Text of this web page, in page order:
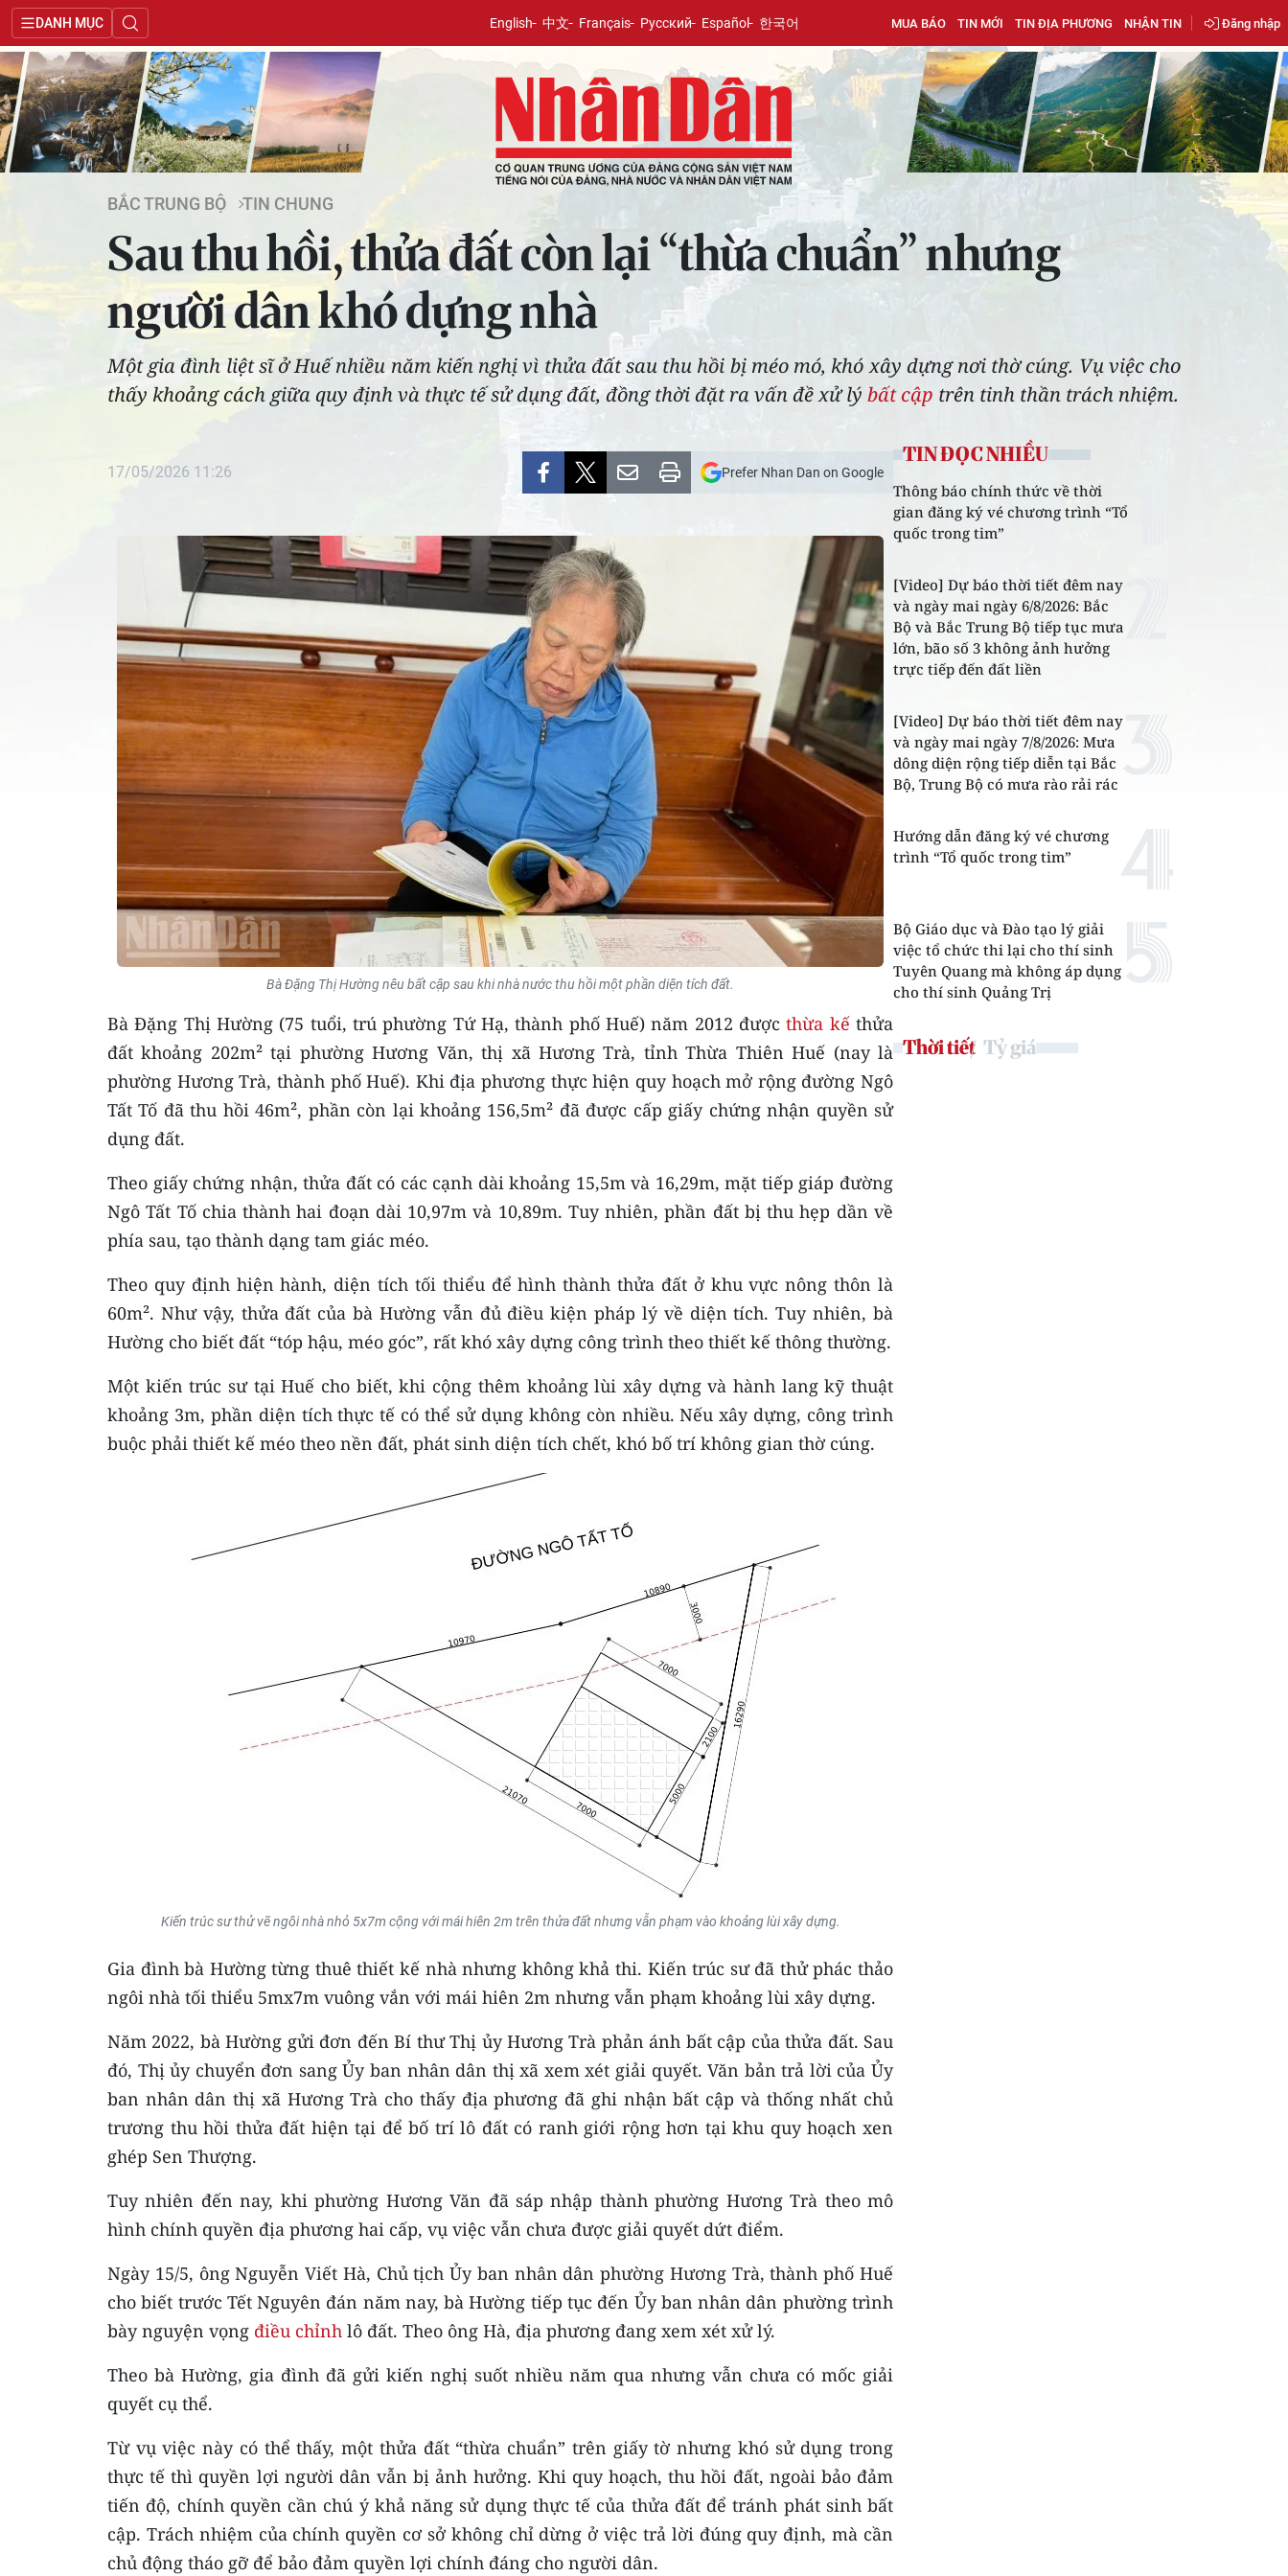
DANH MỤC English 中文 Français Русский Español 한국어 MUA BÁO TIN MỚI TIN ĐỊA PHƯƠNG NHẬN TIN Đăng nhập
BẮC TRUNG BỘ TIN CHUNG
Sau thu hồi, thửa đất còn lại “thừa chuẩn” nhưng
người dân khó dựng nhà
Một gia đình liệt sĩ ở Huế nhiều năm kiến nghị vì thửa đất sau thu hồi bị méo mó, khó xây dựng nơi thờ cúng. Vụ việc cho
thấy khoảng cách giữa quy định và thực tế sử dụng đất, đồng thời đặt ra vấn đề xử lý bất cập trên tinh thần trách nhiệm.
17/05/2026 11:26 Prefer Nhan Dan on Google
Bà Đặng Thị Hường nêu bất cập sau khi nhà nước thu hồi một phần diện tích đất.
Bà Đặng Thị Hường (75 tuổi, trú phường Tứ Hạ, thành phố Huế) năm 2012 đượcthừa kếthửa
đất khoảng 202m² tại phường Hương Văn, thị xã Hương Trà, tỉnh Thừa Thiên Huế (nay là
phường Hương Trà, thành phố Huế). Khi địa phương thực hiện quy hoạch mở rộng đường Ngô
Tất Tố đã thu hồi 46m², phần còn lại khoảng 156,5m² đã được cấp giấy chứng nhận quyền sử
dụng đất.
Theo giấy chứng nhận, thửa đất có các cạnh dài khoảng 15,5m và 16,29m, mặt tiếp giáp đường
Ngô Tất Tố chia thành hai đoạn dài 10,97m và 10,89m. Tuy nhiên, phần đất bị thu hẹp dần về
phía sau, tạo thành dạng tam giác méo.
Theo quy định hiện hành, diện tích tối thiểu để hình thành thửa đất ở khu vực nông thôn là
60m². Như vậy, thửa đất của bà Hường vẫn đủ điều kiện pháp lý về diện tích. Tuy nhiên, bà
Hường cho biết đất “tóp hậu, méo góc”, rất khó xây dựng công trình theo thiết kế thông thường.
Một kiến trúc sư tại Huế cho biết, khi cộng thêm khoảng lùi xây dựng và hành lang kỹ thuật
khoảng 3m, phần diện tích thực tế có thể sử dụng không còn nhiều. Nếu xây dựng, công trình
buộc phải thiết kế méo theo nền đất, phát sinh diện tích chết, khó bố trí không gian thờ cúng.
Kiến trúc sư thử vẽ ngôi nhà nhỏ 5x7m cộng với mái hiên 2m trên thửa đất nhưng vẫn phạm vào khoảng lùi xây dựng.
Gia đình bà Hường từng thuê thiết kế nhà nhưng không khả thi. Kiến trúc sư đã thử phác thảo
ngôi nhà tối thiểu 5mx7m vuông vắn với mái hiên 2m nhưng vẫn phạm khoảng lùi xây dựng.
Năm 2022, bà Hường gửi đơn đến Bí thư Thị ủy Hương Trà phản ánh bất cập của thửa đất. Sau
đó, Thị ủy chuyển đơn sang Ủy ban nhân dân thị xã xem xét giải quyết. Văn bản trả lời của Ủy
ban nhân dân thị xã Hương Trà cho thấy địa phương đã ghi nhận bất cập và thống nhất chủ
trương thu hồi thửa đất hiện tại để bố trí lô đất có ranh giới rộng hơn tại khu quy hoạch xen
ghép Sen Thượng.
Tuy nhiên đến nay, khi phường Hương Văn đã sáp nhập thành phường Hương Trà theo mô
hình chính quyền địa phương hai cấp, vụ việc vẫn chưa được giải quyết dứt điểm.
Ngày 15/5, ông Nguyễn Viết Hà, Chủ tịch Ủy ban nhân dân phường Hương Trà, thành phố Huế
cho biết trước Tết Nguyên đán năm nay, bà Hường tiếp tục đến Ủy ban nhân dân phường trình
bày nguyện vọng điều chỉnh lô đất. Theo ông Hà, địa phương đang xem xét xử lý.
Theo bà Hường, gia đình đã gửi kiến nghị suốt nhiều năm qua nhưng vẫn chưa có mốc giải
quyết cụ thể.
Từ vụ việc này có thể thấy, một thửa đất “thừa chuẩn” trên giấy tờ nhưng khó sử dụng trong
thực tế thì quyền lợi người dân vẫn bị ảnh hưởng. Khi quy hoạch, thu hồi đất, ngoài bảo đảm
tiến độ, chính quyền cần chú ý khả năng sử dụng thực tế của thửa đất để tránh phát sinh bất
cập. Trách nhiệm của chính quyền cơ sở không chỉ dừng ở việc trả lời đúng quy định, mà cần
chủ động tháo gỡ để bảo đảm quyền lợi chính đáng cho người dân.
TIN ĐỌC NHIỀU
Thông báo chính thức về thời
gian đăng ký vé chương trình “Tổ
quốc trong tim”
[Video] Dự báo thời tiết đêm nay
và ngày mai ngày 6/8/2026: Bắc
Bộ và Bắc Trung Bộ tiếp tục mưa
lớn, bão số 3 không ảnh hưởng
trực tiếp đến đất liền
[Video] Dự báo thời tiết đêm nay
và ngày mai ngày 7/8/2026: Mưa
dông diện rộng tiếp diễn tại Bắc
Bộ, Trung Bộ có mưa rào rải rác
Hướng dẫn đăng ký vé chương
trình “Tổ quốc trong tim”
Bộ Giáo dục và Đào tạo lý giải
việc tổ chức thi lại cho thí sinh
Tuyên Quang mà không áp dụng
cho thí sinh Quảng Trị
Thời tiết Tỷ giá